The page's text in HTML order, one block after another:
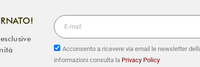
Acconsento a ricevere via email le newsletter
informazioni consulta la Privacy Policy